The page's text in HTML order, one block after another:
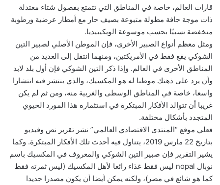
قارات العالم، خاصة في المناطق التي تتمتع بفصول شتاء معتدلة
ذات موجة جافة مطولة متبوعة بصيف حار مع أمطار عرضية ورطوبة
منخفضة نسبيًا بحسب موسوعة الويكيبيديا.
ومثل معظم أنواع الصبير الأخرى، فإن الموطن الأصلي لصبير التين
الشوكي يقع فقط في الأمريكتين، ومنهما انتقل إلى العديد من
المناطق الأخرى في العالم. وإذا ذكر التين الشوكي فإن أول بلد لابد
وأن يرد على ذهنك موطنا له هو المكسيك، والذي ينتشر فيه انتشارا
واسعا، خاصة في المناطق الوسطى والغربية منه، ومن ثم لم يكن
غريبا أن تتوالد الأفكار المبتكرة في استثماره هذا المورد الحيوي
المتجدد بأشكال مختلفة.
فعلي موقع “المنتدى الاقتصادي العالمي” نشر تقرير نص وفيديو
بتاريخ 22 مارس 2019، يتناول فيه أحدث تلك الأفكار المبتكرة. وكما
يشير التقرير فإن صبير التين الشوكي والمعروف في المكسيك باسم
نوبال nopal ليس فقط غذاء رائعا لأهل المكسيك (ليس ثمرته فقط
كما هو شائع في مصر)، ولكنه يمكن أيضا أن يكون مصدرا جديدا